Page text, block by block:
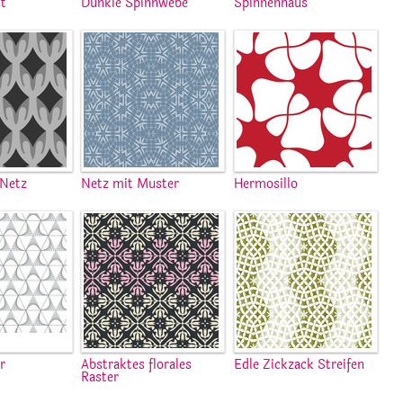
Netz mit Muster Hermosillo
Abstraktes florales
Raster
Edle Zickzack Streifen